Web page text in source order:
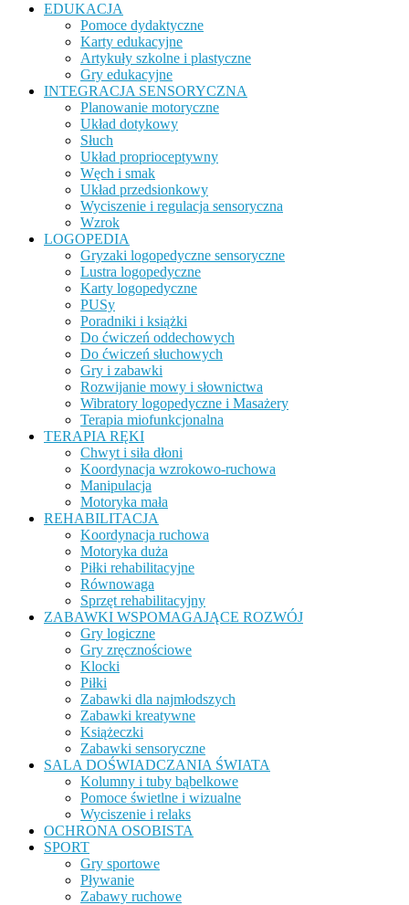
EDUKACJA
Pomoce dydaktyczne
Karty edukacyjne
Artykuły szkolne i plastyczne
Gry edukacyjne
INTEGRACJA SENSORYCZNA
Planowanie motoryczne
Układ dotykowy
Słuch
Układ proprioceptywny
Węch i smak
Układ przedsionkowy
Wyciszenie i regulacja sensoryczna
Wzrok
LOGOPEDIA
Gryzaki logopedyczne sensoryczne
Lustra logopedyczne
Karty logopedyczne
PUSy
Poradniki i książki
Do ćwiczeń oddechowych
Do ćwiczeń słuchowych
Gry i zabawki
Rozwijanie mowy i słownictwa
Wibratory logopedyczne i Masażery
Terapia miofunkcjonalna
TERAPIA RĘKI
Chwyt i siła dłoni
Koordynacja wzrokowo-ruchowa
Manipulacja
Motoryka mała
REHABILITACJA
Koordynacja ruchowa
Motoryka duża
Piłki rehabilitacyjne
Równowaga
Sprzęt rehabilitacyjny
ZABAWKI WSPOMAGAJĄCE ROZWÓJ
Gry logiczne
Gry zręcznościowe
Klocki
Piłki
Zabawki dla najmłodszych
Zabawki kreatywne
Książeczki
Zabawki sensoryczne
SALA DOŚWIADCZANIA ŚWIATA
Kolumny i tuby bąbelkowe
Pomoce świetlne i wizualne
Wyciszenie i relaks
OCHRONA OSOBISTA
SPORT
Gry sportowe
Pływanie
Zabawy ruchowe